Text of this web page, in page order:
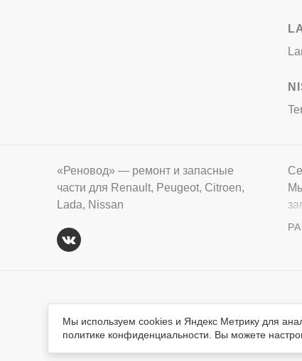
«Реновод» — ремонт и запасные
части для Renault, Peugeot, Citroen,
Lada, Nissan
© «Реновод» 2008-2026
Мы используем cookies и Яндекс Метрику для
политике конфиденциальности. Вы можете